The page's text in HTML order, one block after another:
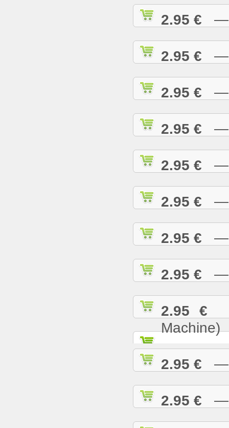
2.95 € —
2.95 € —
2.95 € —
2.95 € —
2.95 € —
2.95 € —
2.95 € —
2.95 € —
2.95 €
Machine)
2.95 € —
2.95 € —